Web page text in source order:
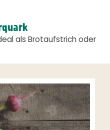
als Brotaufstrich oder